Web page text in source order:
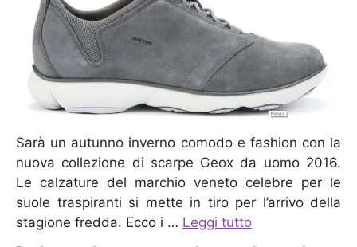
Sarà un autunno inverno comodo e fashion con la
nuova collezione di scarpe Geox da uomo 2016.
Le calzature del marchio veneto celebre per le
suole traspiranti si mette in tiro per l’arrivo della
stagione fredda. Ecco i … Leggi tutto